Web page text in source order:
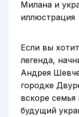
Если вы
легенда,
Андрея
городке
вскоре
будущий